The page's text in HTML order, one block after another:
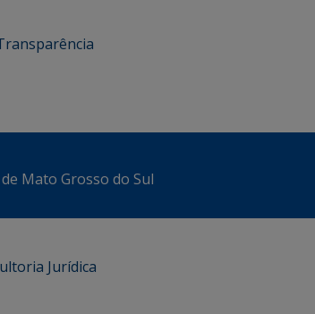
Mato Grosso do Sul
Jurídica